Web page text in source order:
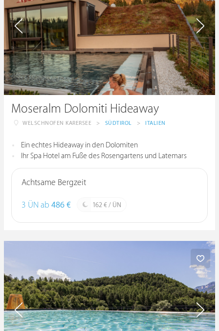
Moseralm Dolomiti Hideaway
WELSCHNOFEN KARERSEE > SÜDTIROL > ITALIEN
Ein echtes Hideaway in den Dolomiten
Ihr Spa Hotel am Fuße des Rosengartens und Latemars
Achtsame Bergzeit
3 ÜN ab 486 € 162 € / ÜN